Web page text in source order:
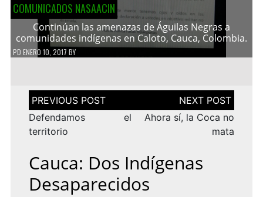
COMUNICADOS NASAACIN
Continúan las amenazas de Águilas Negras a
comunidades indígenas en Caloto, Cauca, Colombia.
PD ENERO 10, 2017 BY
Navegación
de
entradas
Defendamos el
territorio
Ahora sí, la Coca no
mata
Cauca: Dos Indígenas
Desaparecidos